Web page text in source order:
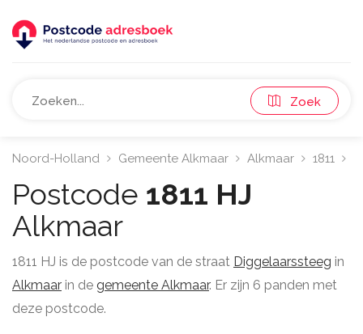
Zoek
Noord-Holland Gemeente Alkmaar Alkmaar 1811
Postcode 1811 HJ
Alkmaar
1811 HJ is de postcode van de straat Diggelaarssteeg in
Alkmaar in de gemeente Alkmaar. Er zijn 6 panden met
deze postcode.